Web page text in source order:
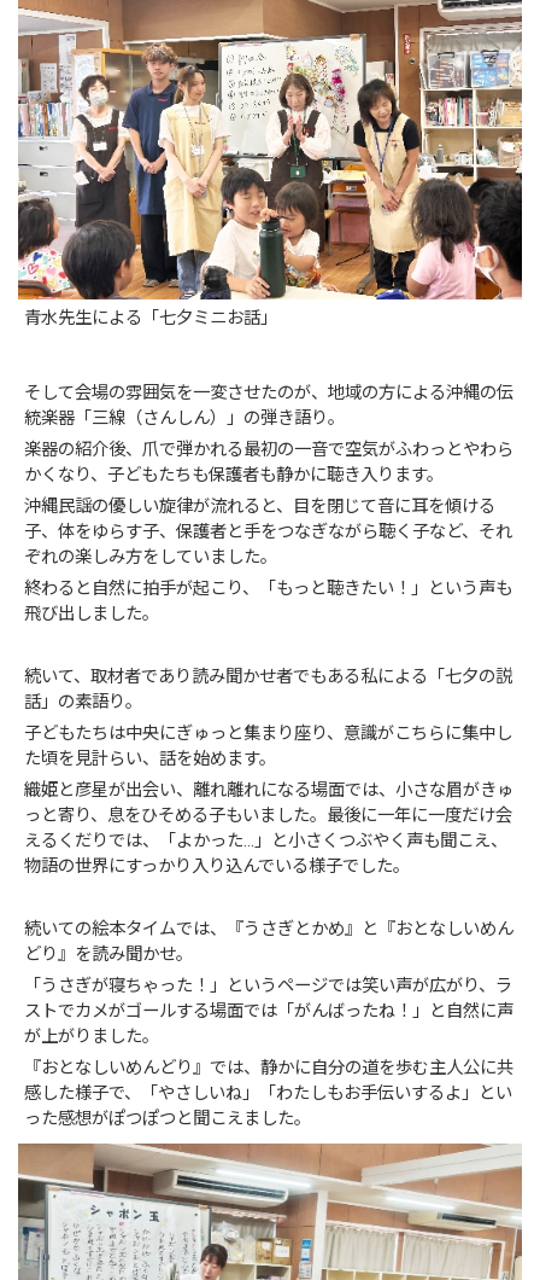
青水先生による「七夕ミニお話」
そして会場の雰囲気を一変させたのが、地域の方による沖縄の伝
統楽器「三線（さんしん）」の弾き語り。
楽器の紹介後、爪で弾かれる最初の一音で空気がふわっとやわら
かくなり、子どもたちも保護者も静かに聴き入ります。
沖縄民謡の優しい旋律が流れると、目を閉じて音に耳を傾ける
子、体をゆらす子、保護者と手をつなぎながら聴く子など、それ
ぞれの楽しみ方をしていました。
終わると自然に拍手が起こり、「もっと聴きたい！」という声も
飛び出しました。
続いて、取材者であり読み聞かせ者でもある私による「七夕の説
話」の素語り。
子どもたちは中央にぎゅっと集まり座り、意識がこちらに集中し
た頃を見計らい、話を始めます。
織姫と彦星が出会い、離れ離れになる場面では、小さな眉がきゅ
っと寄り、息をひそめる子もいました。最後に一年に一度だけ会
えるくだりでは、「よかった…」と小さくつぶやく声も聞こえ、
物語の世界にすっかり入り込んでいる様子でした。
続いての絵本タイムでは、『うさぎとかめ』と『おとなしいめん
どり』を読み聞かせ。
「うさぎが寝ちゃった！」というページでは笑い声が広がり、ラ
ストでカメがゴールする場面では「がんばったね！」と自然に声
が上がりました。
『おとなしいめんどり』では、静かに自分の道を歩む主人公に共
感した様子で、「やさしいね」「わたしもお手伝いするよ」とい
った感想がぽつぽつと聞こえました。